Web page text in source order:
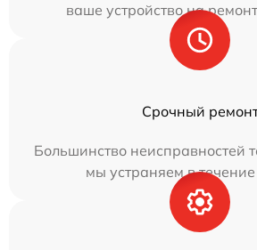
ваше устройство на
Срочный
Большинство неисправностей
мы устраняем в